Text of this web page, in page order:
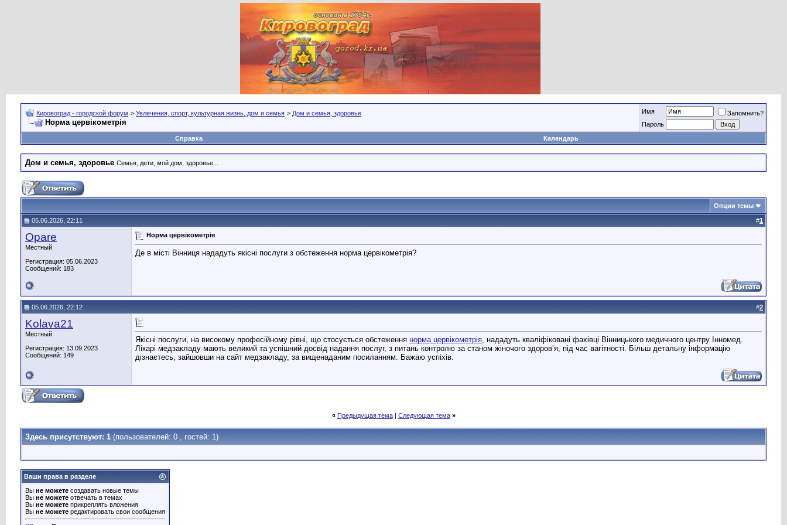
Кировоград - городской форум > Увлечения, спорт, культурная жизнь, дом и семья > Дом и семья, здоровье
Норма цервікометрія
Имя
Запомнить?
Пароль
Справка
Календарь
Дом и семья, здоровье Семья, дети, мой дом, здоровье...
Опции темы
05.06.2026, 22:11 #1
Opare
Местный
Регистрация: 05.06.2023
Сообщений: 183
Норма цервікометрія
Де в місті Вінниця нададуть якісні послуги з обстеження норма цервікометрія?
05.06.2026, 22:12 #2
Kolava21
Местный
Регистрация: 13.09.2023
Сообщений: 149
Якісні послуги, на високому професійному рівні, що стосується обстеження норма цервікометрія, нададуть кваліфіковані фахівці Вінницького медичного центру Інномед.
Лікарі медзакладу мають великий та успішний досвід надання послуг, з питань контролю за станом жіночого здоров’я, під час вагітності. Більш детальну інформацію
дізнаєтесь, зайшовши на сайт медзакладу, за вищенаданим посиланням. Бажаю успіхів.
« Предыдущая тема| Следующая тема »
Здесь присутствуют: 1 (пользователей: 0 , гостей: 1)
Ваши права в разделе
Вы не можете создавать новые темы
Вы не можете отвечать в темах
Вы не можете прикреплять вложения
Вы не можете редактировать свои сообщения